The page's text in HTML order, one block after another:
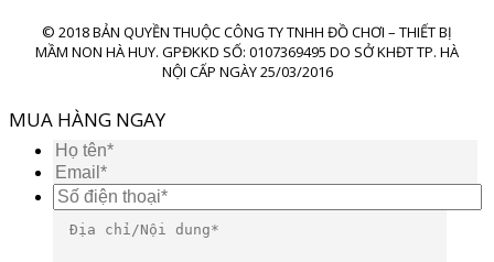
© 2018 BẢN QUYỀN THUỘC CÔNG TY TNHH ĐỒ CHƠI – THIẾT BỊ
MẦM NON HÀ HUY. GPĐKKD SỐ: 0107369495 DO SỞ KHĐT TP. HÀ
NỘI CẤP NGÀY 25/03/2016
MUA HÀNG NGAY